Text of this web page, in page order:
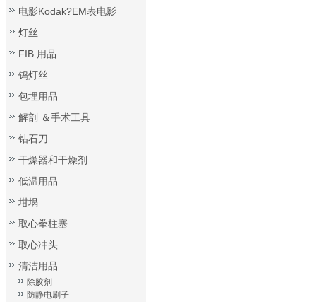
电影Kodak?EM表电影
灯丝
FIB 用品
钨灯丝
包埋用品
解剖 ＆手术工具
钻石刀
干燥器和干燥剂
低温用品
坩埚
取心拳柱塞
取心冲头
清洁用品
除胶剂
防静电刷子